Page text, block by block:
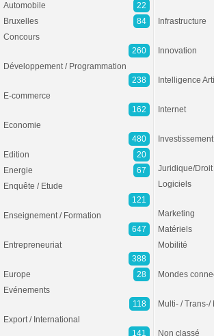
Automobile
22
Bruxelles
84
Concours
260
Développement / Programmation
238
E-commerce
162
Economie
480
Edition
20
Energie
67
Enquête / Etude
121
Enseignement / Formation
647
Entrepreneuriat
388
Europe
28
Evénements
118
Export / International
141
Infrastructure
Innovation
Intelligence
Internet
Investissement
Juridique/Droit
Logiciels
Marketing
Matériels
Mobilité
Mondes
Multi- / Trans-/
Non classé